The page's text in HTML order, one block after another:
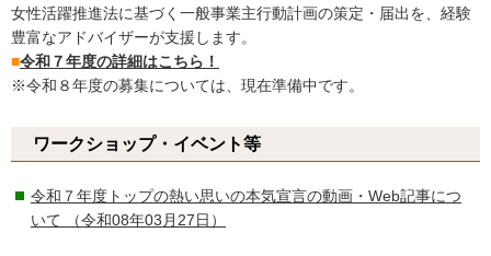
女性活躍推進法に基づく一般事業主行動計画の策定・届出を、経験
豊富なアドバイザーが支援します。
■令和７年度の詳細はこちら！
※令和８年度の募集については、現在準備中です。
ワークショップ・イベント等
令和７年度トップの熱い思いの本気宣言の動画・Web記事につ
いて （令和08年03月27日）